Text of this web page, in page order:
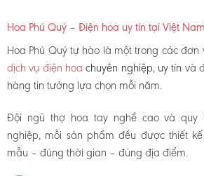
Hoa Phú Quý – Điện hoa uy tín tại Việt Nam
Hoa Phú Quý tự hào là một trong các đơn
dịch vụ điện hoachuyên nghiệp, uy tín và
hàng tin tưởng lựa chọn mỗi năm.
Đội ngũ thợ hoa tay nghề cao và quy
nghiệp, mỗi sản phẩm đều được thiết
mẫu – đúng thời gian – đúng địa điểm.